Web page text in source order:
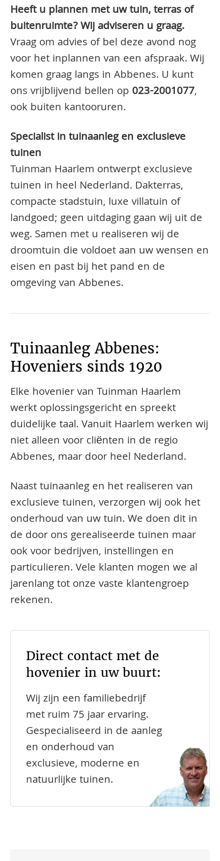
Heeft u plannen met uw tuin, terras of
buitenruimte? Wij adviseren u graag.
Vraag om advies of bel deze avond nog
voor het inplannen van een afspraak. Wij
komen graag langs in Abbenes. U kunt
ons vrijblijvend bellen op 023-2001077,
ook buiten kantooruren.
Specialist in tuinaanleg en exclusieve
tuinen
Tuinman Haarlem ontwerpt exclusieve
tuinen in heel Nederland. Dakterras,
compacte stadstuin, luxe villatuin of
landgoed; geen uitdaging gaan wij uit de
weg. Samen met u realiseren wij de
droomtuin die voldoet aan uw wensen en
eisen en past bij het pand en de
omgeving van Abbenes.
Tuinaanleg Abbenes:
Hoveniers sinds 1920
Elke hovenier van Tuinman Haarlem
werkt oplossingsgericht en spreekt
duidelijke taal. Vanuit Haarlem werken wij
niet alleen voor cliënten in de regio
Abbenes, maar door heel Nederland.
Naast tuinaanleg en het realiseren van
exclusieve tuinen, verzorgen wij ook het
onderhoud van uw tuin. We doen dit in
de door ons gerealiseerde tuinen maar
ook voor bedrijven, instellingen en
particulieren. Vele klanten mogen we al
jarenlang tot onze vaste klantengroep
rekenen.
Direct contact met de
hovenier in uw buurt:
Wij zijn een familiebedrijf
met ruim 75 jaar ervaring.
Gespecialiseerd in de aanleg
en onderhoud van
exclusieve, moderne en
natuurlijke tuinen.